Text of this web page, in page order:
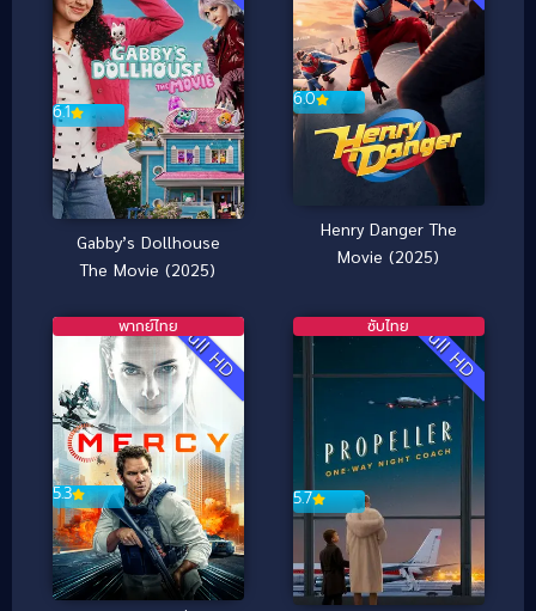
6.1
Gabby’s Dollhouse
The Movie (2025)
6.0
Henry Danger The
Movie (2025)
Full HD
5.3
พากย์ไทย Full HD
5.7
ซับไทย